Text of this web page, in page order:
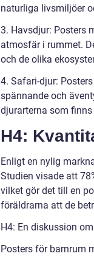
naturliga livsmiljöer
3. Havsdjur: Posters
atmosfär i rummet.
och de olika
4. Safari-djur:
spännande och
djurarterna som
H4:
Enligt en nylig
Studien visade att
vilket gör det till en
föräldrarna att de
H4: En diskussion
Posters för barnrum